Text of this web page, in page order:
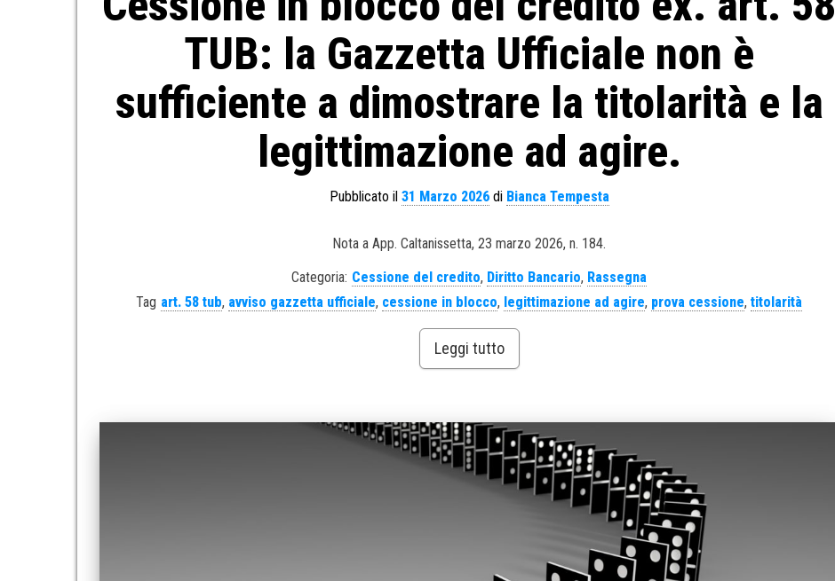
TUB: la Gazzetta Ufficiale non è
sufficiente a dimostrare la titolarità e la
legittimazione ad agire.
Pubblicato il 31 Marzo 2026di Bianca Tempesta
Nota a App. Caltanissetta, 23 marzo 2026, n. 184.
Categoria: Cessione del credito, Diritto Bancario, Rassegna
Tag art. 58 tub, avviso gazzetta ufficiale, cessione in blocco, legittimazione ad agire, prova cessione,titolarità
Leggi tutto